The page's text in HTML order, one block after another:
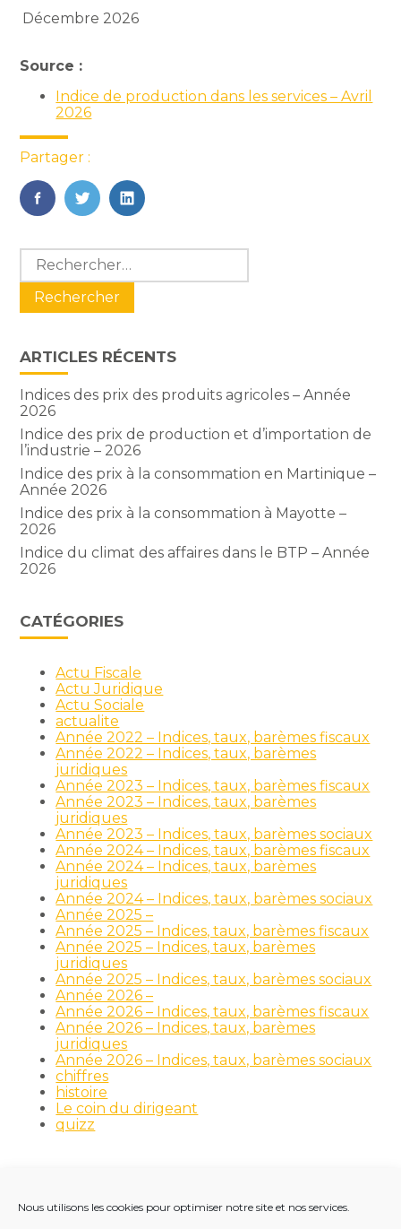
Nous utilisons les cookies pour optimiser notre site et nos services.
Décembre 2026
Source :
Indice de production dans les services – Avril
2026
Partager :
FaceBook
TwitterLinkedIn
Blog
sidebar
Rechercher :
ARTICLES RÉCENTS
Indices des prix des produits agricoles – Année
2026
Indice des prix de production et d’importation de
l’industrie – 2026
Indice des prix à la consommation en Martinique –
Année 2026
Indice des prix à la consommation à Mayotte –
2026
Indice du climat des affaires dans le BTP – Année
2026
CATÉGORIES
Actu Fiscale
Actu Juridique
Actu Sociale
actualite
Année 2022 – Indices, taux, barèmes fiscaux
Année 2022 – Indices, taux, barèmes
juridiques
Année 2023 – Indices, taux, barèmes fiscaux
Année 2023 – Indices, taux, barèmes
juridiques
Année 2023 – Indices, taux, barèmes sociaux
Année 2024 – Indices, taux, barèmes fiscaux
Année 2024 – Indices, taux, barèmes
juridiques
Année 2024 – Indices, taux, barèmes sociaux
Année 2025 –
Année 2025 – Indices, taux, barèmes fiscaux
Année 2025 – Indices, taux, barèmes
juridiques
Année 2025 – Indices, taux, barèmes sociaux
Année 2026 –
Année 2026 – Indices, taux, barèmes fiscaux
Année 2026 – Indices, taux, barèmes
juridiques
Année 2026 – Indices, taux, barèmes sociaux
chiffres
histoire
Le coin du dirigeant
quizz